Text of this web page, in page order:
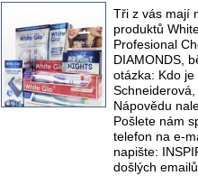
Tři z vás mají
produktů
Profesional
DIAMONDS,
otázka: Kdo
Nápovědu
Pošlete nám
telefon na e-
napište:
došlých